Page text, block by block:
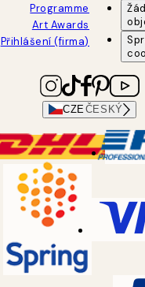
Programme
Art Awards
Přihlášení (firma)
CZEČESKÝ